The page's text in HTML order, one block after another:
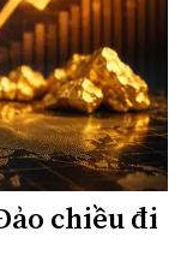
chiều đi